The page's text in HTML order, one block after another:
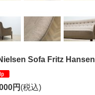
Sofa Fritz Hansen
円 (税込)